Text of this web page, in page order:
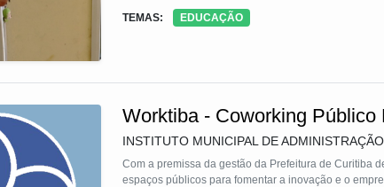
O acesso do livro em áudio proporciona uma efetiva
TEMAS: EDUCAÇÃO
Worktiba - Coworking Público
INSTITUTO MUNICIPAL DE
Com a premissa da gestão da Prefeitura de Curitiba
espaços públicos para fomentar a inovação e o